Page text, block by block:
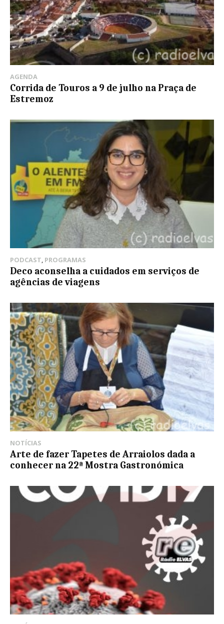
AGENDA
Corrida de Touros a 9 de julho na Praça de
Estremoz
PODCAST, PROGRAMAS
Deco aconselha a cuidados em serviços de
agências de viagens
NOTÍCIAS
Arte de fazer Tapetes de Arraiolos dada a
conhecer na 22ª Mostra Gastronómica